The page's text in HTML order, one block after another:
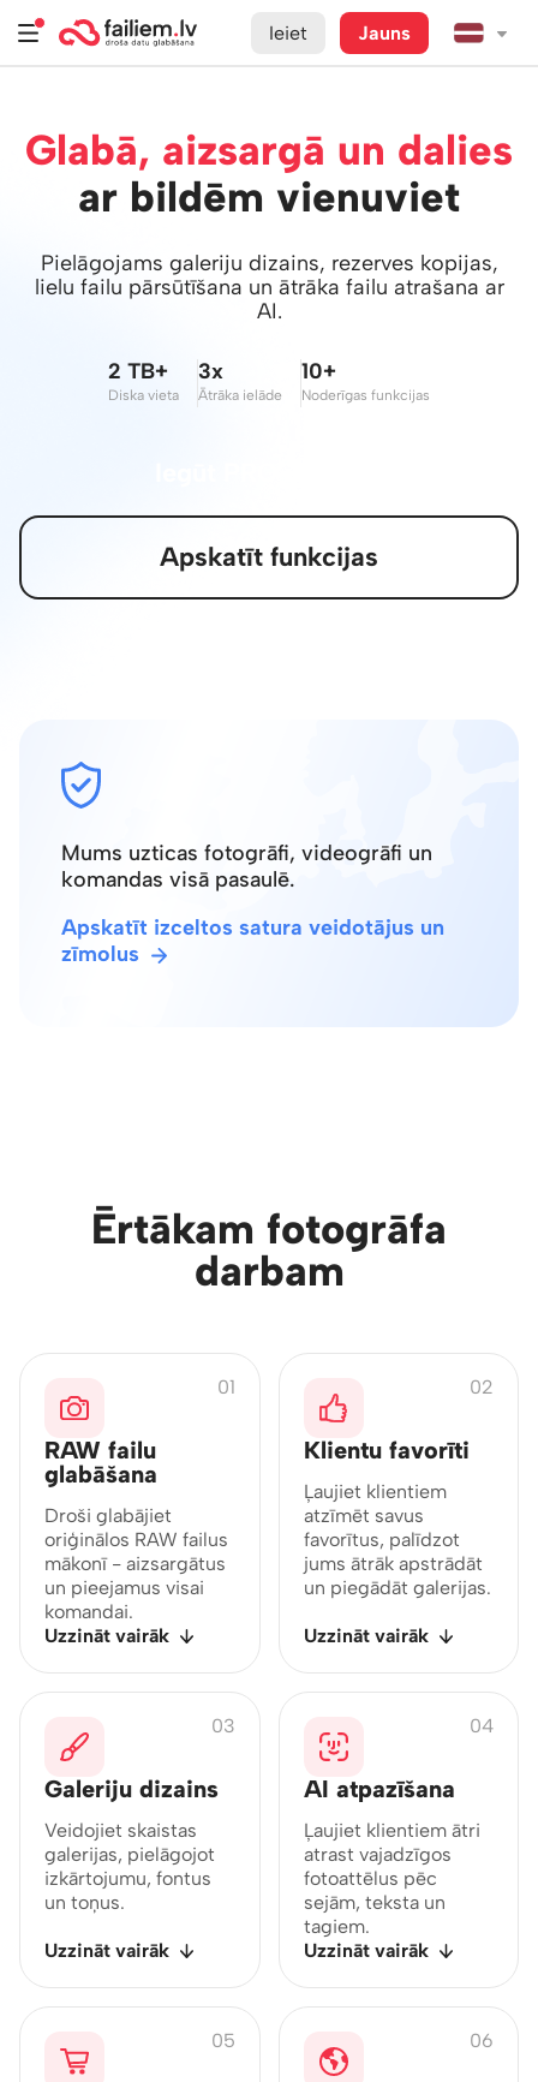
Ieiet Jauns
Glabā, aizsargā un dalies
ar bildēm vienuviet
Pielāgojams galeriju dizains, rezerves kopijas,
lielu failu pārsūtīšana un ātrāka failu atrašana ar
AI.
2 TB+
Diska vieta
3x
Ātrāka ielāde
10+
Noderīgas funkcijas
Apskatīt funkcijas
Mums uzticas fotogrāfi, videogrāfi un
komandas visā pasaulē.
Apskatīt izceltos satura veidotājus un
zīmolus
Ērtākam fotogrāfa
darbam
RAW failu
glabāšana
Droši glabājiet
oriģinālos RAW failus
mākonī - aizsargātus
un pieejamus visai
komandai.
01
Uzzināt vairāk
Klientu favorīti
Ļaujiet klientiem
atzīmēt savus
favorītus, palīdzot
jums ātrāk apstrādāt
un piegādāt galerijas.
02
Uzzināt vairāk
Galeriju dizains
Veidojiet skaistas
galerijas, pielāgojot
izkārtojumu, fontus
un toņus.
03
Uzzināt vairāk
AI atpazīšana
Ļaujiet klientiem ātri
atrast vajadzīgos
fotoattēlus pēc
sejām, teksta un
tagiem.
04
Uzzināt vairāk
05 06